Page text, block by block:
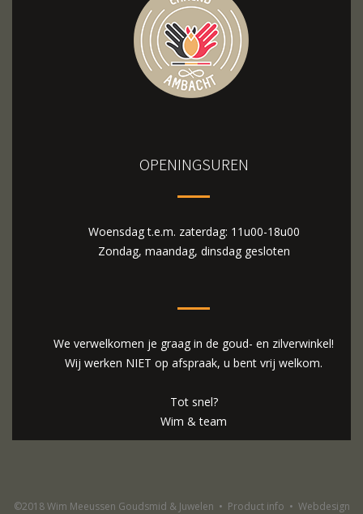
OPENINGSUREN
Woensdag t.e.m. zaterdag: 11u00-18u00
Zondag, maandag, dinsdag gesloten
We verwelkomen je graag in de goud- en zilverwinkel!
Wij werken NIET op afspraak, u bent vrij welkom.
Tot snel?
Wim & team
©2018 Wim Meeussen Goudsmid & Juwelen • Product info • Webdesign